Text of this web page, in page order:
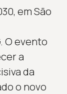
em São
O evento
a
da
o novo